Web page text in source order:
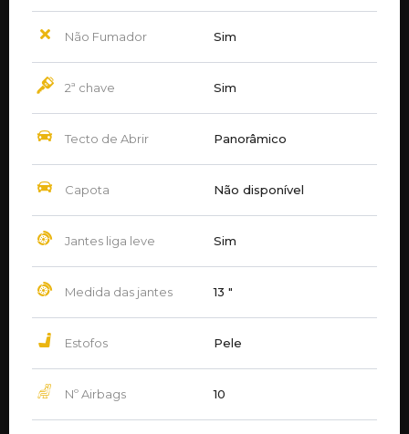
Não Fumador Sim
2ª chave Sim
Tecto de Abrir Panorâmico
Capota Não disponível
Jantes liga leve Sim
Medida das jantes 13 ″
Estofos Pele
Nº Airbags 10